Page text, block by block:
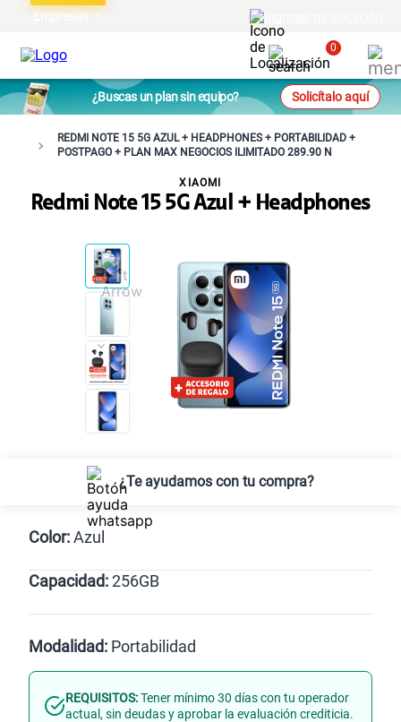
Empresas
0
¿Buscas un plan sin equipo? Solicítalo aquí
REDMI NOTE 15 5G AZUL + HEADPHONES + PORTABILIDAD +
POSTPAGO + PLAN MAX NEGOCIOS ILIMITADO 289.90 N
Redmi Note 15 5G Azul + Headphones
XIAOMI
¿Te ayudamos con tu compra?
Color:Azul
Negro
Capacidad:256GB
256GB
Modalidad: Portabilidad
Línea Nueva Portabilidad
REQUISITOS:Tener mínimo 30 días con tu operador
actual, sin deudas y aprobar la evaluación crediticia.